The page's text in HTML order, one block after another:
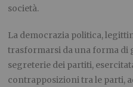
società.
La democrazia politica,
trasformarsi da una forma di
segreterie dei partiti,
contrapposizioni tra le parti,